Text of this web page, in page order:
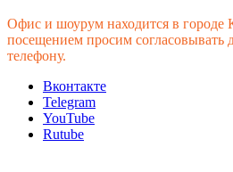
Офис и шоурум находится в городе
посещением просим согласовывать
телефону.
Вконтакте
Telegram
YouTube
Rutube